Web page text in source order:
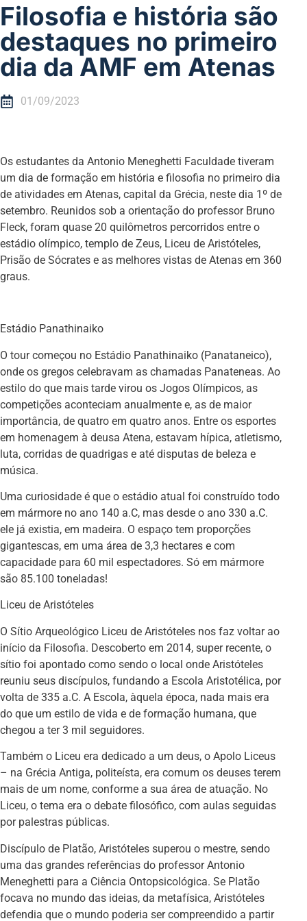
Filosofia e história são
destaques no primeiro
dia da AMF em Atenas
01/09/2023
Os estudantes da Antonio Meneghetti Faculdade tiveram
um dia de formação em história e filosofia no primeiro dia
de atividades em Atenas, capital da Grécia, neste dia 1º de
setembro. Reunidos sob a orientação do professor Bruno
Fleck, foram quase 20 quilômetros percorridos entre o
estádio olímpico, templo de Zeus, Liceu de Aristóteles,
Prisão de Sócrates e as melhores vistas de Atenas em 360
graus.
Estádio Panathinaiko
O tour começou no Estádio Panathinaiko (Panataneico),
onde os gregos celebravam as chamadas Panateneas. Ao
estilo do que mais tarde virou os Jogos Olímpicos, as
competições aconteciam anualmente e, as de maior
importância, de quatro em quatro anos. Entre os esportes
em homenagem à deusa Atena, estavam hípica, atletismo,
luta, corridas de quadrigas e até disputas de beleza e
música.
Uma curiosidade é que o estádio atual foi construído todo
em mármore no ano 140 a.C, mas desde o ano 330 a.C.
ele já existia, em madeira. O espaço tem proporções
gigantescas, em uma área de 3,3 hectares e com
capacidade para 60 mil espectadores. Só em mármore
são 85.100 toneladas!
Liceu de Aristóteles
O Sítio Arqueológico Liceu de Aristóteles nos faz voltar ao
início da Filosofia. Descoberto em 2014, super recente, o
sítio foi apontado como sendo o local onde Aristóteles
reuniu seus discípulos, fundando a Escola Aristotélica, por
volta de 335 a.C. A Escola, àquela época, nada mais era
do que um estilo de vida e de formação humana, que
chegou a ter 3 mil seguidores.
Também o Liceu era dedicado a um deus, o Apolo Liceus
– na Grécia Antiga, politeísta, era comum os deuses terem
mais de um nome, conforme a sua área de atuação. No
Liceu, o tema era o debate filosófico, com aulas seguidas
por palestras públicas.
Discípulo de Platão, Aristóteles superou o mestre, sendo
uma das grandes referências do professor Antonio
Meneghetti para a Ciência Ontopsicológica. Se Platão
focava no mundo das ideias, da metafísica, Aristóteles
defendia que o mundo poderia ser compreendido a partir